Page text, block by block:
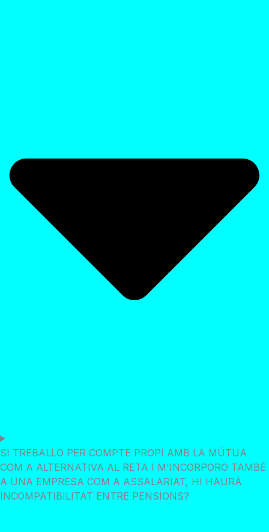
SI TREBALLO PER COMPTE PROPI AMB LA MÚTUA
COM A ALTERNATIVA AL RETA I M'INCORPORO TAMBÉ
A UNA EMPRESA COM A ASSALARIAT, HI HAURÀ
INCOMPATIBILITAT ENTRE PENSIONS?